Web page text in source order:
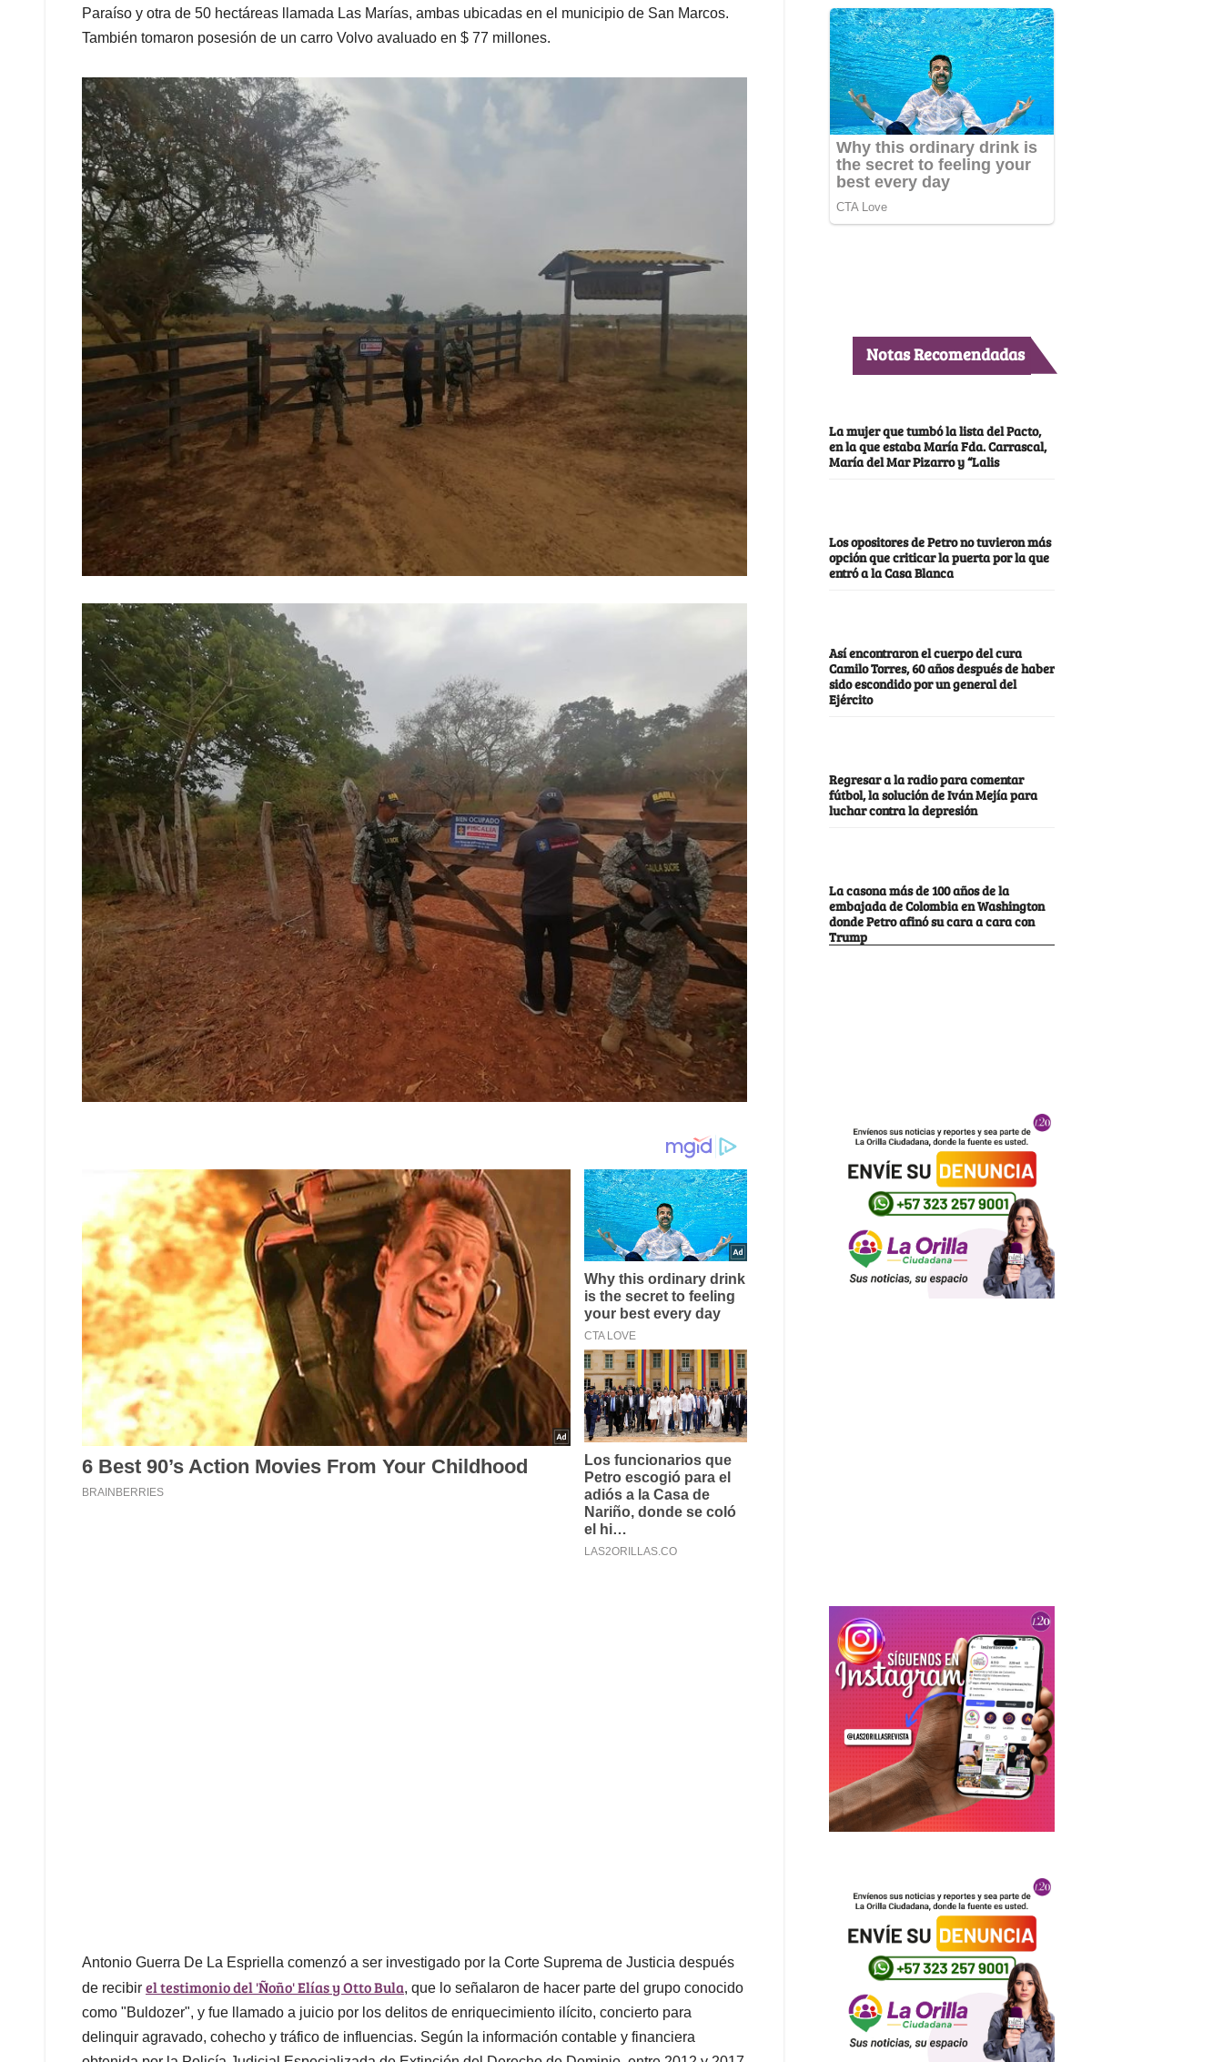
Paraíso y otra de 50 hectáreas llamada Las Marías, ambas ubicadas en el municipio de San Marcos.
También tomaron posesión de un carro Volvo avaluado en $ 77 millones.
Antonio Guerra De La Espriella comenzó a ser investigado por la Corte Suprema de Justicia después
de recibir el testimonio del 'Ñoño' Elías y Otto Bula, que lo señalaron de hacer parte del grupo conocido
como "Buldozer", y fue llamado a juicio por los delitos de enriquecimiento ilícito, concierto para
delinquir agravado, cohecho y tráfico de influencias. Según la información contable y financiera
Notas Recomendadas
La mujer que tumbó la lista del Pacto,
en la que estaba María Fda. Carrascal,
María del Mar Pizarro y “Lalis
Los opositores de Petro no tuvieron más
opción que criticar la puerta por la que
entró a la Casa Blanca
Así encontraron el cuerpo del cura
Camilo Torres, 60 años después de haber
sido escondido por un general del
Ejército
Regresar a la radio para comentar
fútbol, la solución de Iván Mejía para
luchar contra la depresión
La casona más de 100 años de la
embajada de Colombia en Washington
donde Petro afinó su cara a cara con
Trump